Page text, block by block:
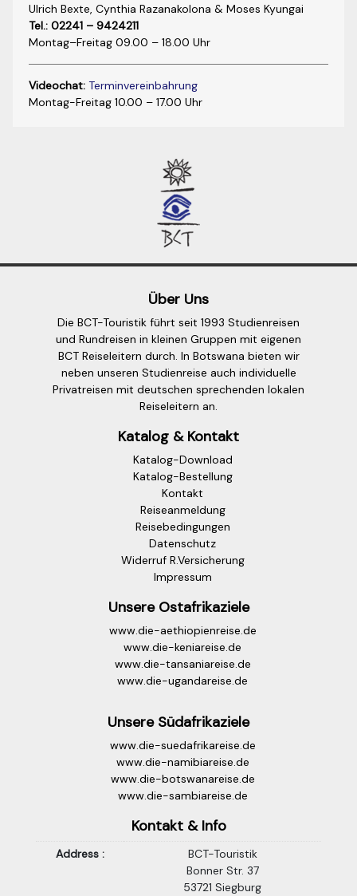
Ulrich Bexte, Cynthia Razanakolona & Moses Kyungai
Tel.: 02241 – 9424211
Montag–Freitag 09.00 – 18.00 Uhr
Videochat: Terminvereinbahrung
Montag-Freitag 10.00 – 17.00 Uhr
Über Uns
Die BCT-Touristik führt seit 1993 Studienreisen
und Rundreisen in kleinen Gruppen mit eigenen
BCT Reiseleitern durch. In Botswana bieten wir
neben unseren Studienreise auch individuelle
Privatreisen mit deutschen sprechenden lokalen
Reiseleitern an.
Katalog & Kontakt
Katalog-Download
Katalog-Bestellung
Kontakt
Reiseanmeldung
Reisebedingungen
Datenschutz
Widerruf R.Versicherung
Impressum
Unsere Ostafrikaziele
www.die-aethiopienreise.de
www.die-keniareise.de
www.die-tansaniareise.de
www.die-ugandareise.de
Unsere Südafrikaziele
www.die-suedafrikareise.de
www.die-namibiareise.de
www.die-botswanareise.de
www.die-sambiareise.de
Kontakt & Info
Address :
BCT-Touristik
Bonner Str. 37
53721 Siegburg